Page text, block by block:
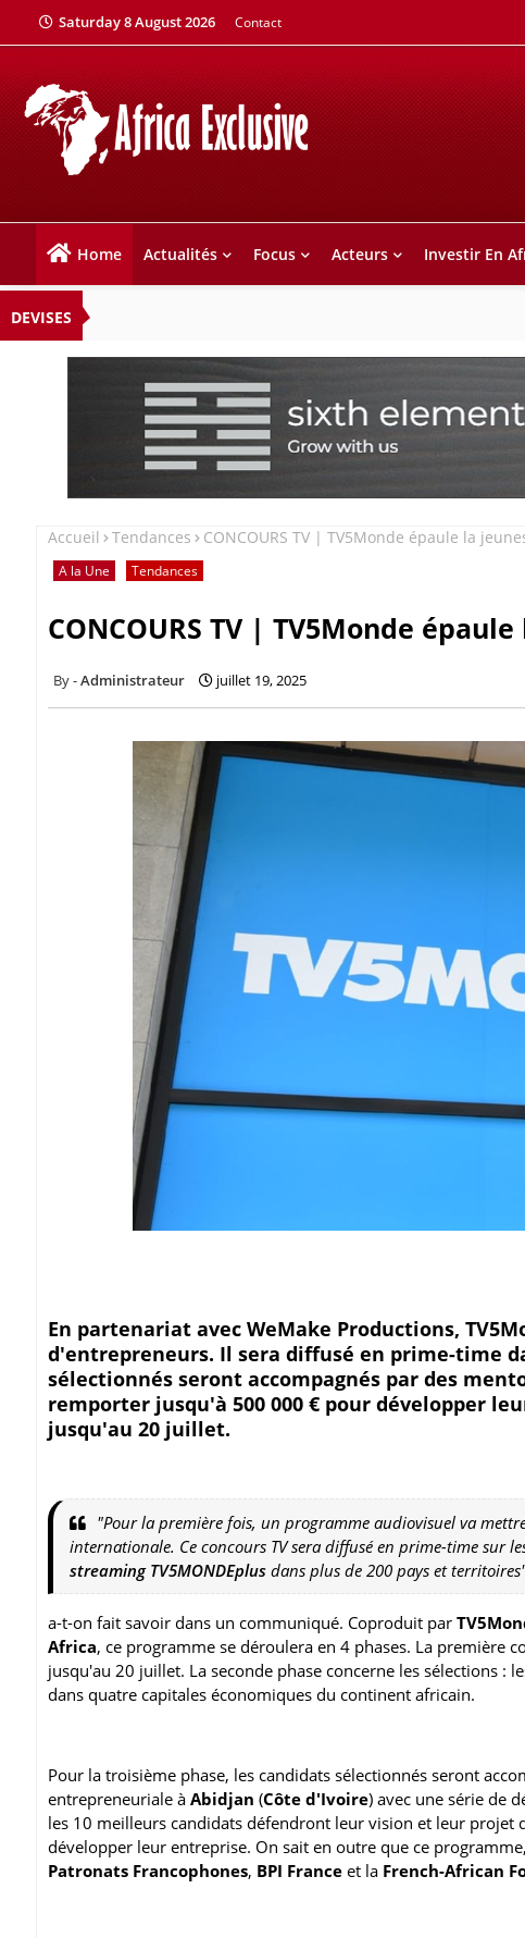
Saturday 8 August 2026 Contact
Home Actualités Focus Acteurs Investir En
DEVISES
Accueil Tendances CONCOURS TV | TV5Monde épaule la
A la Une Tendances
CONCOURS TV | TV5Monde
Administrateur juillet 19, 2025
En partenariat avec WeMake Productions,
d'entrepreneurs. Il sera diffusé en prime-time
sélectionnés seront accompagnés par des
remporter jusqu'à 500 000 € pour développer
jusqu'au 20 juillet.
"Pour la première fois, un programme audiovisuel va
internationale. Ce concours TV sera diffusé en prime-time sur
streaming TV5MONDEplus dans plus de 200 pays et
a-t-on fait savoir dans un communiqué. Coproduit par
Africa, ce programme se déroulera en 4 phases. La première
jusqu'au 20 juillet. La seconde phase concerne les sélections
dans quatre capitales économiques du continent africain.
Pour la troisième phase, les candidats sélectionnés seront
entrepreneuriale à Abidjan (Côte d'Ivoire) avec une série de
les 10 meilleurs candidats défendront leur vision et leur
développer leur entreprise. On sait en outre que ce
Patronats Francophones, BPI France et la French-African